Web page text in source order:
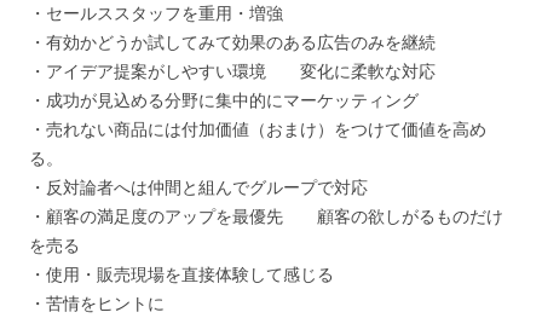
・セールススタッフを重用・増強
・有効かどうか試してみて効果のある広告のみを継続
・アイデア提案がしやすい環境 変化に柔軟な対応
・成功が見込める分野に集中的にマーケッティング
・売れない商品には付加価値（おまけ）をつけて価値を高め
る。
・反対論者へは仲間と組んでグループで対応
・顧客の満足度のアップを最優先 顧客の欲しがるものだけ
を売る
・使用・販売現場を直接体験して感じる
・苦情をヒントに